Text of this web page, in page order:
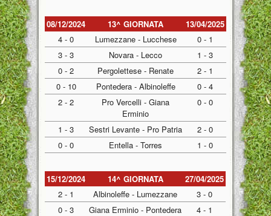
08/12/2024 13^ GIORNATA
13/04/2025
4 - 0
Lumezzane - Lucchese
0 - 1
3 - 3
Novara - Lecco
1 - 3
0 - 2
Pergolettese - Renate
2 - 1
0 - 10
Pontedera - Albinoleffe
0 - 4
2 - 2
Pro Vercelli - Giana
Erminio
0 - 0
1 - 3 Sestri Levante - Pro Patria
2 - 0
0 - 0
Entella - Torres 1 - 0
15/12/2024 14^ GIORNATA
27/04/2025
2 - 1
Albinoleffe - Lumezzane
3 - 0
0 - 3
Giana Erminio - Pontedera
4 - 1